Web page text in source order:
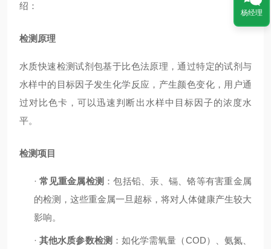
绍：
检测原理
水质快速检测试剂包基于比色法原理，通过特定的试剂与
水样中的目标因子发生化学反应，产生颜色变化，用户通
过对比色卡，可以迅速判断出水样中目标因子的浓度水
平。
检测项目
·常见重金属检测 ：包括铅、汞、镉、铬等有害重金属
的检测，这些重金属一旦超标，将对人体健康产生较大
影响。
·其他水质参数检测 ：如化学需氧量（COD）、氨氮、
杨经理